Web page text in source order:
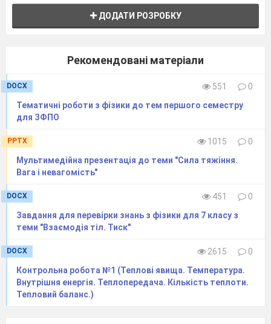
ДОДАТИ РОЗРОБКУ
Рекомендовані матеріали
DOCX 551
0
Тематичні роботи з фізики до тем першого семестру
для ЗФПО
PPTX 1015
0
Мультимедійна презентація до теми "Сила тяжіння.
Вага і невагомість"
DOCX 451
0
Завдання для перевірки знань з фізики для 7 класу з
теми "Взаємодія тіл. Тиск"
DOCX 2615
0
Контрольна робота №1 (Теплові явища. Температура.
Внутрішня енергія. Теплопередача. Кількість теплоти.
Тепловий баланс.)